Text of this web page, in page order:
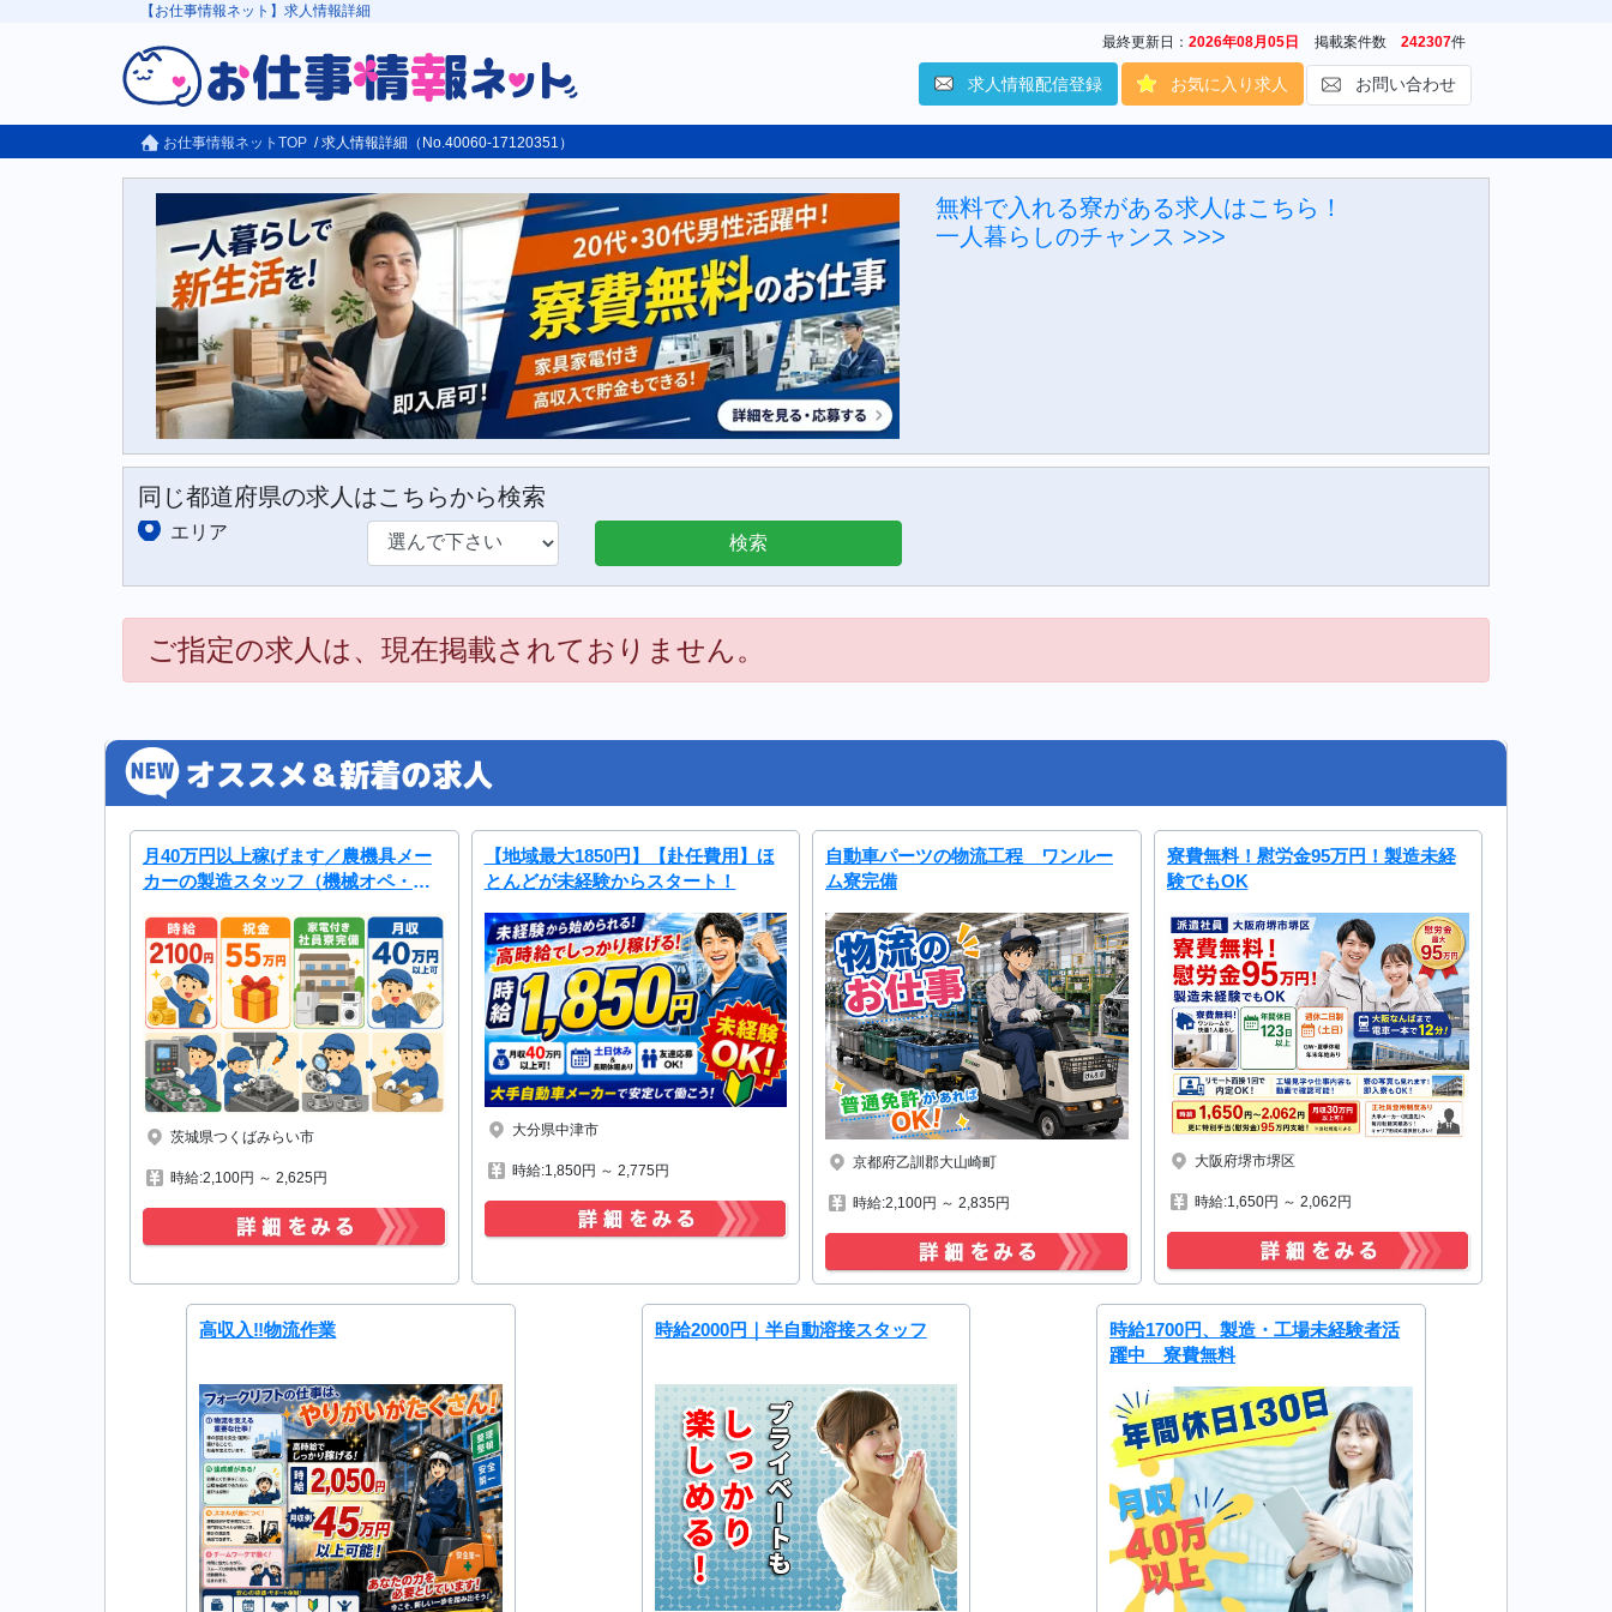
【お仕事情報ネット】求人情報詳細
最終更新日： 2026年08月05日 掲載案件数 242307件
求人情報配信登録 お気に入り求人 お問い合わせ
お仕事情報ネットTOP / 求人情報詳細（No.40060-17120351）
無料で入れる寮がある求人はこちら！
一人暮らしのチャンス >>>
同じ都道府県の求人はこちらから検索
エリア
ご指定の求人は、現在掲載されておりません。
月40万円以上稼げます／農機具メー
カーの製造スタッフ（機械オペ・検
茨城県つくばみらい市
時給:2,100円 ～ 2,625円
【地域最大1850円】【赴任費用】ほ
とんどが未経験からスタート！
大分県中津市
時給:1,850円 ～ 2,775円
自動車パーツの物流工程 ワンルー
ム寮完備
京都府乙訓郡大山崎町
時給:2,100円 ～ 2,835円
寮費無料！慰労金95万円！製造未経
験でもOK
大阪府堺市堺区
時給:1,650円 ～ 2,062円
高収入‼物流作業 時給2000円｜半自動溶接スタッフ
時給1700円、製造・工場未経験者活
躍中 寮費無料